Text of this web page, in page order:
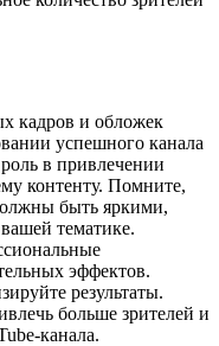
кадров и обложек
успешного канала
в привлечении
контенту. Помните,
быть яркими,
тематике.
эффектов.
результаты.
больше зрителей и
канала.